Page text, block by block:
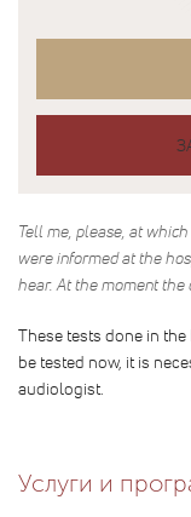
Tell me, please, at
were informed at the
hear. At the moment the
These tests done in
be tested now, it is
audiologist.
Услуги и